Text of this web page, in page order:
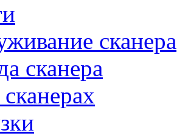
сканера
сканера